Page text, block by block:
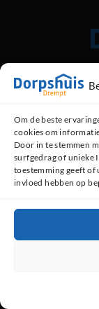
Om de beste
cookies om
Door in te stemmen
surfgedrag of unieke
toestemming geeft of
invloed hebben op